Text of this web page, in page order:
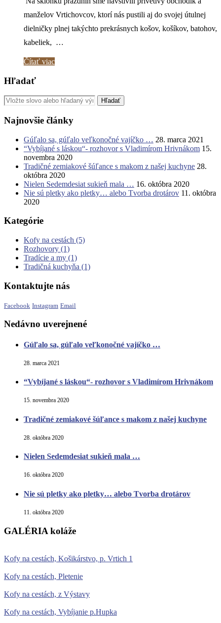
manželov Vrtichovcov, ktorí nás pustili aj do svojej útulnej
dielničky plnej takýchto prekrásnych košov, košíkov, batohov,
kabeliek, …
Čítať viac
Hľadať
Najnovšie články
Gúľalo sa, gúľalo veľkonočné vajíčko … 28. marca 2021
“Vybíjané s láskou“- rozhovor s Vladimírom Hrivnákom 15.
novembra 2020
Tradičné zemiakové šúľance s makom z našej kuchyne 28.
októbra 2020
Nielen Sedemdesiat sukieň mala … 16. októbra 2020
Nie sú pletky ako pletky… alebo Tvorba drotárov 11. októbra
2020
Kategórie
Kofy na cestách (5)
Rozhovory (1)
Tradície a my (1)
Tradičná kuchyňa (1)
Kontaktujte nás
Facebook Instagram Email
Nedávno uverejnené
Gúľalo sa, gúľalo veľkonočné vajíčko …
28. marca 2021
“Vybíjané s láskou“- rozhovor s Vladimírom Hrivnákom
15. novembra 2020
Tradičné zemiakové šúľance s makom z našej kuchyne
28. októbra 2020
Nielen Sedemdesiat sukieň mala …
16. októbra 2020
Nie sú pletky ako pletky… alebo Tvorba drotárov
11. októbra 2020
GALÉRIA koláže
Kofy na cestách, Košikárstvo, p. Vrtich 1
Kofy na cestách, Pletenie
Kofy na cestách, z Výstavy
Kofy na cestách, Vybíjanie p.Hupka